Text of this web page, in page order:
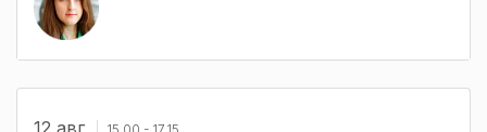
12 авг